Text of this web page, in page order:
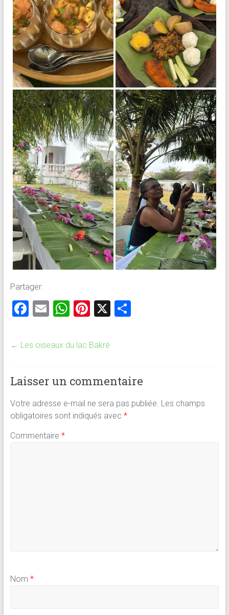
Partager:
F
ce
ok
E
ai
W
at
p
p
Pi
er
X P
← Les oiseaux du lac Bakré
Laisser un commentaire
Votre adresse e-mail ne sera pas publiée. Les champs
obligatoires sont indiqués avec *
Commentaire *
Nom *